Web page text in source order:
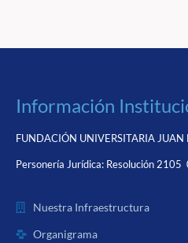
Información
FUNDACIÓN UNIVERSITARIA JUAN
Personería Jurídica: Resolución
Nuestra Infraestructura
Organigrama